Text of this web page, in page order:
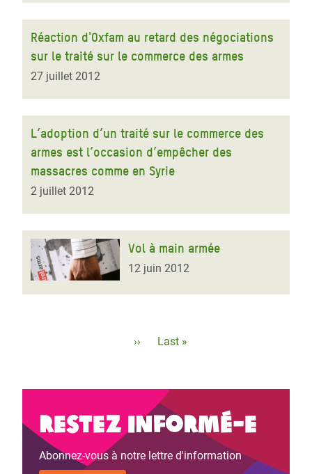
Réaction d'Oxfam au retard des négociations
sur le traité sur le commerce des armes
27 juillet 2012
L’adoption d’un traité sur le commerce des
armes est l’occasion d’empêcher des
massacres comme en Syrie
2 juillet 2012
Vol à main armée
12 juin 2012
Page
››
Dernière
Last »
Restez informé-e
Abonnez-vous à notre lettre d'information